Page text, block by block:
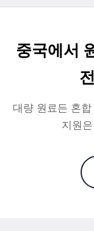
중국에서
대량 원료든 혼
지원